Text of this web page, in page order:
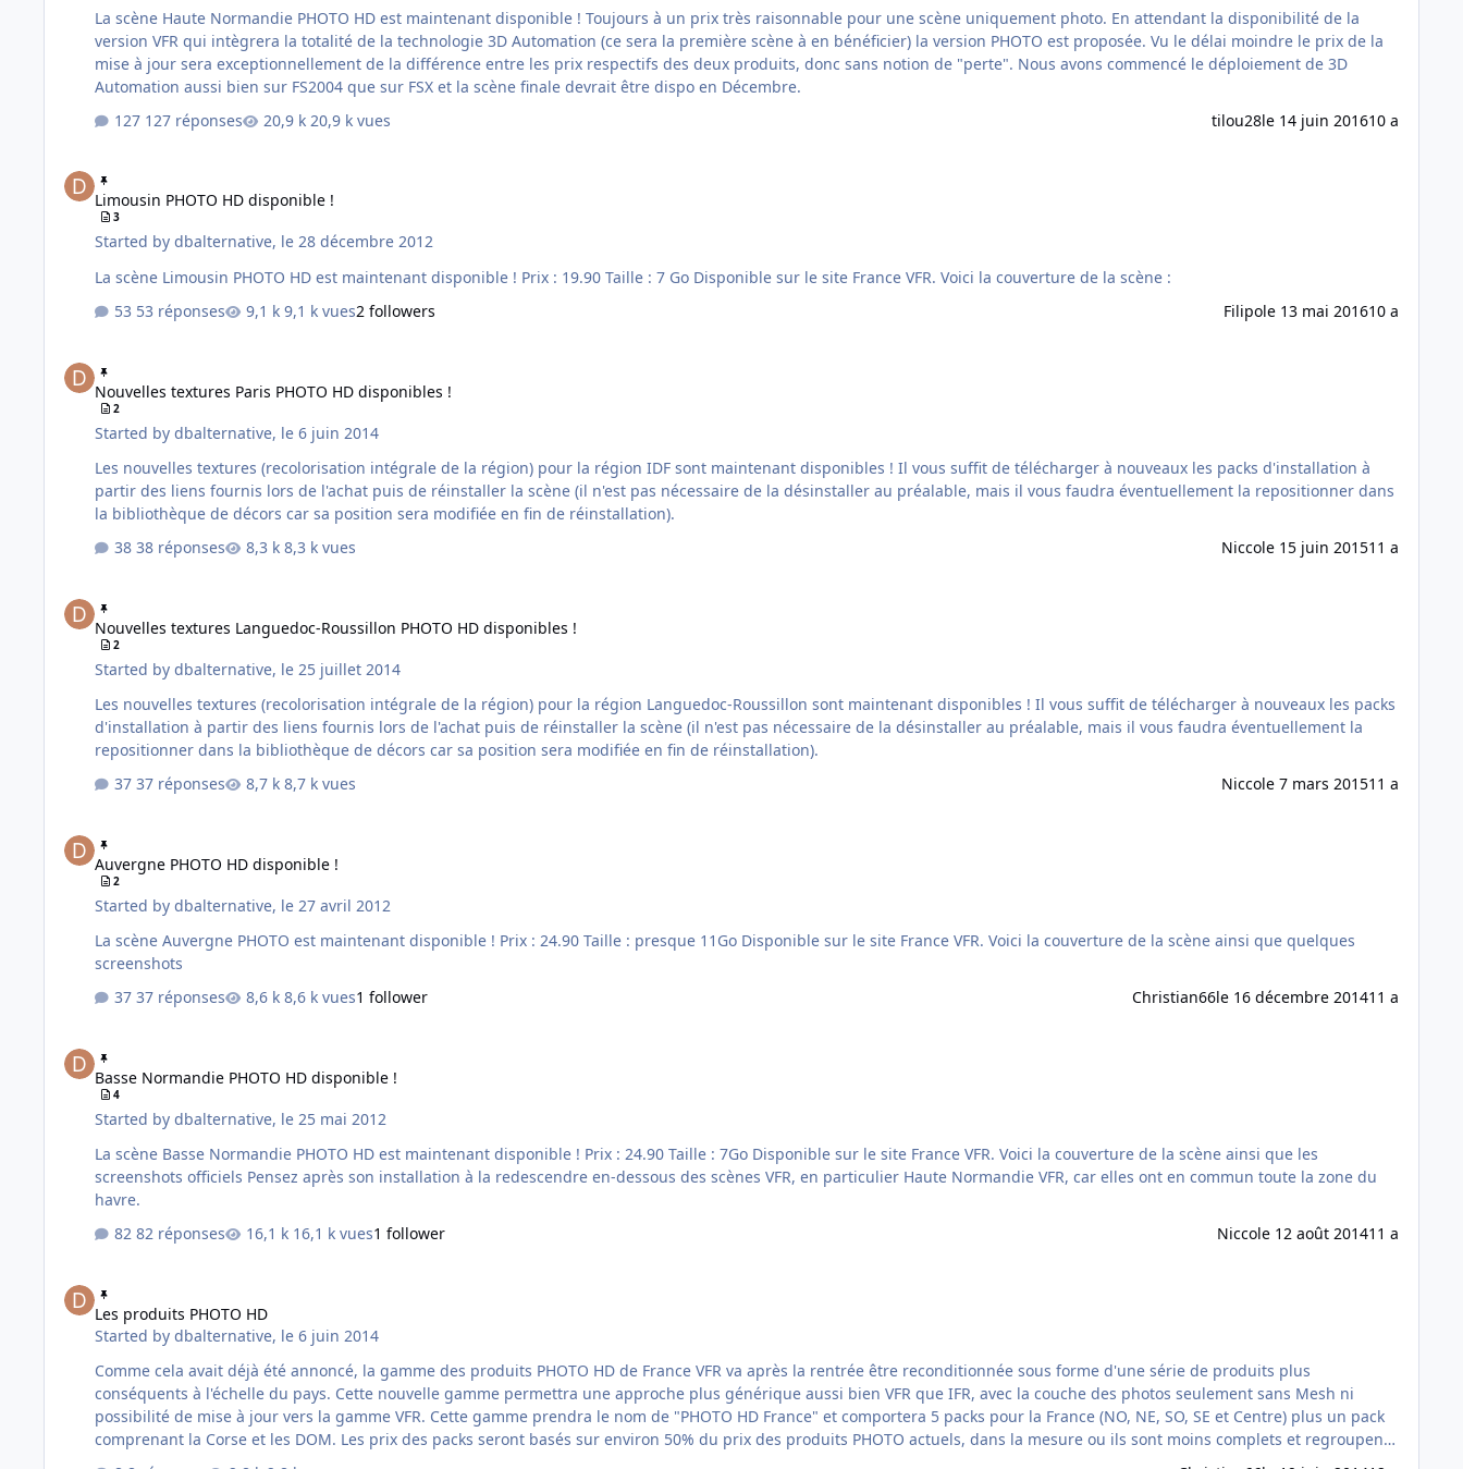
La scène Haute Normandie PHOTO HD est maintenant disponible ! Toujours à un prix très raisonnable pour une scène uniquement photo. En attendant la disponibilité de la
version VFR qui intègrera la totalité de la technologie 3D Automation (ce sera la première scène à en bénéficier) la version PHOTO est proposée. Vu le délai moindre le prix de la
mise à jour sera exceptionnellement de la différence entre les prix respectifs des deux produits, donc sans notion de "perte". Nous avons commencé le déploiement de 3D
Automation aussi bien sur FS2004 que sur FSX et la scène finale devrait être dispo en Décembre.
127 réponses
20,9 k vues tilou28le 14 juin 201610 a
Limousin PHOTO HD disponible !
3
Started bydbalternative, le 28 décembre 2012
La scène Limousin PHOTO HD est maintenant disponible ! Prix : 19.90 Taille : 7 Go Disponible sur le site France VFR. Voici la couverture de la scène :
53 réponses
9,1 k vues2 followers Filipole 13 mai 201610 a
Nouvelles textures Paris PHOTO HD disponibles !
2
Started bydbalternative, le 6 juin 2014
Les nouvelles textures (recolorisation intégrale de la région) pour la région IDF sont maintenant disponibles ! Il vous suffit de télécharger à nouveaux les packs d'installation à
partir des liens fournis lors de l'achat puis de réinstaller la scène (il n'est pas nécessaire de la désinstaller au préalable, mais il vous faudra éventuellement la repositionner dans
la bibliothèque de décors car sa position sera modifiée en fin de réinstallation).
38 réponses
8,3 k vues Niccole 15 juin 201511 a
Nouvelles textures Languedoc-Roussillon PHOTO HD disponibles !
2
Started bydbalternative, le 25 juillet 2014
Les nouvelles textures (recolorisation intégrale de la région) pour la région Languedoc-Roussillon sont maintenant disponibles ! Il vous suffit de télécharger à nouveaux les packs
d'installation à partir des liens fournis lors de l'achat puis de réinstaller la scène (il n'est pas nécessaire de la désinstaller au préalable, mais il vous faudra éventuellement la
repositionner dans la bibliothèque de décors car sa position sera modifiée en fin de réinstallation).
37 réponses
8,7 k vues Niccole 7 mars 201511 a
Auvergne PHOTO HD disponible !
2
Started bydbalternative, le 27 avril 2012
La scène Auvergne PHOTO est maintenant disponible ! Prix : 24.90 Taille : presque 11Go Disponible sur le site France VFR. Voici la couverture de la scène ainsi que quelques
screenshots
37 réponses
8,6 k vues1 follower Christian66le 16 décembre 201411 a
Basse Normandie PHOTO HD disponible !
4
Started bydbalternative, le 25 mai 2012
La scène Basse Normandie PHOTO HD est maintenant disponible ! Prix : 24.90 Taille : 7Go Disponible sur le site France VFR. Voici la couverture de la scène ainsi que les
screenshots officiels Pensez après son installation à la redescendre en-dessous des scènes VFR, en particulier Haute Normandie VFR, car elles ont en commun toute la zone du
havre.
82 réponses
16,1 k vues1 follower Niccole 12 août 201411 a
Les produits PHOTO HD
Started bydbalternative, le 6 juin 2014
Comme cela avait déjà été annoncé, la gamme des produits PHOTO HD de France VFR va après la rentrée être reconditionnée sous forme d'une série de produits plus
conséquents à l'échelle du pays. Cette nouvelle gamme permettra une approche plus générique aussi bien VFR que IFR, avec la couche des photos seulement sans Mesh ni
possibilité de mise à jour vers la gamme VFR. Cette gamme prendra le nom de "PHOTO HD France" et comportera 5 packs pour la France (NO, NE, SO, SE et Centre) plus un pack
comprenant la Corse et les DOM. Les prix des packs seront basés sur environ 50% du prix des produits PHOTO actuels, dans la mesure ou ils sont moins complets et regroupent
plusieurs …